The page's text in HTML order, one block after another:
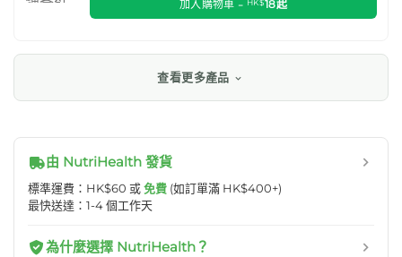
加入購物車 - HK$18起
查看更多產品
由 NutriHealth 發貨
標準運費：HK$60 或免費 (如訂單滿 HK$400+)
最快送達：1-4 個工作天
為什麼選擇 NutriHealth？